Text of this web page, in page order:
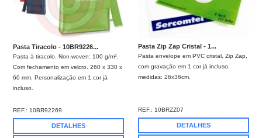
Pasta Tiracolo - 10BR9226...
Pasta à tiracolo. Non-woven: 100 g/m².
Com fechamento em velcro. 260 x 330 x
60 mm. Personalização em 1 cor já
incluso.
REF.: 10BR92269
DETALHES
Pasta Zip Zap Cristal - 1...
Pasta envelope em PVC cristal, Zip Zap,
com gravação em 1 cor já incluso,
medidas: 26x36cm.
REF.:10BRZZ07
DETALHES